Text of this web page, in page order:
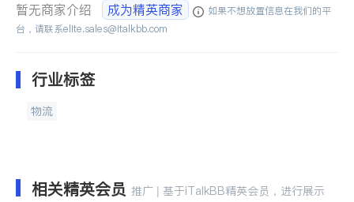
暂无商家介绍 成为精英商家
如果不想放置信息在我们的平
台，请联系elite.sales@italkbb.com
行业标签
物流
相关精英会员 推广 | 基于iTalkBB精英会员，进行展示